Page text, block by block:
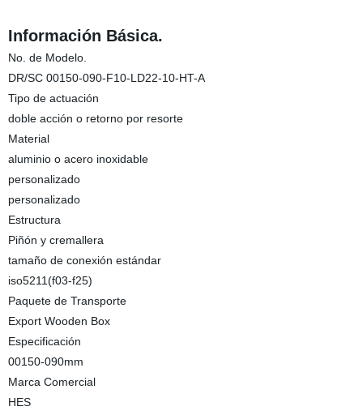
Información Básica.
No. de Modelo.
DR/SC 00150-090-F10-LD22-10-HT-A
Tipo de actuación
doble acción o retorno por resorte
Material
aluminio o acero inoxidable
personalizado
personalizado
Estructura
Piñón y cremallera
tamaño de conexión estándar
iso5211(f03-f25)
Paquete de Transporte
Export Wooden Box
Especificación
00150-090mm
Marca Comercial
HES